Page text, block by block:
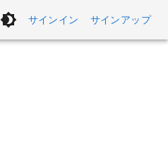
サインイン サインアップ